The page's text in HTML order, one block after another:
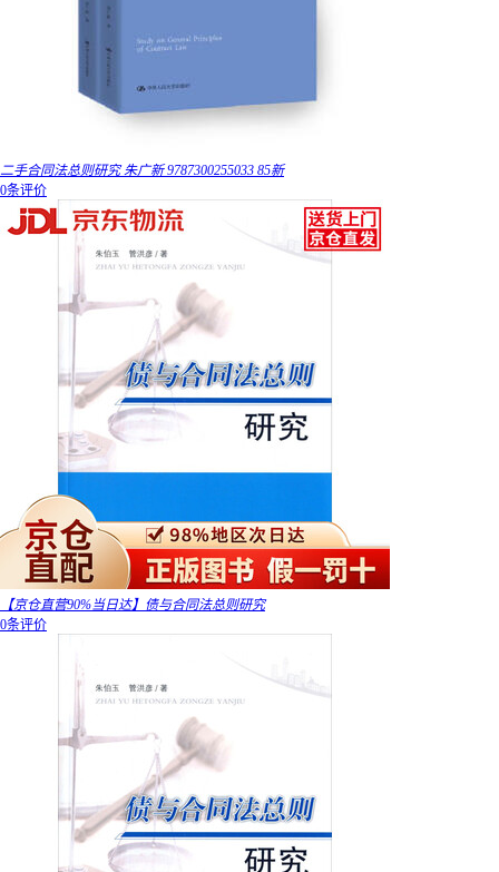
二手合同法总则研究 朱广新 9787300255033 85新
0条评价
【京仓直营90%当日达】债与合同法总则研究
0条评价